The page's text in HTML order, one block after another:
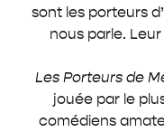
sont les porteurs
nous parle.
Les Porteurs de
jouée par le
comédiens